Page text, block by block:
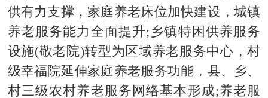
供有力支撑，家庭养老床位加快建设，城镇
养老服务能力全面提升;乡镇特困供养服务
设施(敬老院)转型为区域养老服务中心，村
级幸福院延伸家庭养老服务功能，县、乡、
村三级农村养老服务网络基本形成;养老服